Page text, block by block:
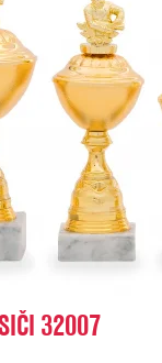
32007